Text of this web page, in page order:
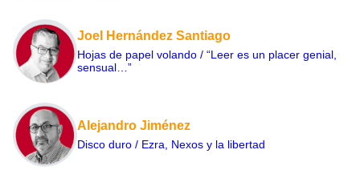
Joel Hernández Santiago
Hojas de papel volando / “Leer es un placer genial,
sensual…”
Alejandro Jiménez
Disco duro / Ezra, Nexos y la libertad